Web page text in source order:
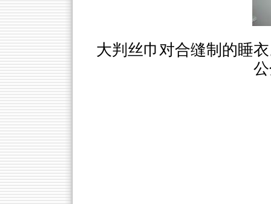
大判丝巾对合缝制的睡